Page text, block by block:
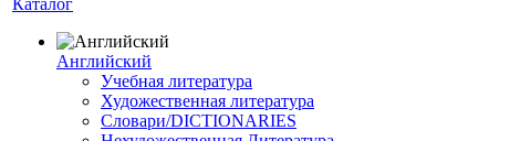
Каталог
Английский
Учебная литература
Художественная литература
Словари/DICTIONARIES